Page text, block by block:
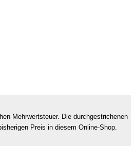
Mehrwertsteuer. Die durchgestrichenen
Preis in diesem Online-Shop.